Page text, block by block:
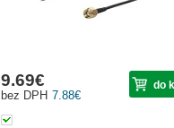
7.88€
bez DPH
9.69€ do